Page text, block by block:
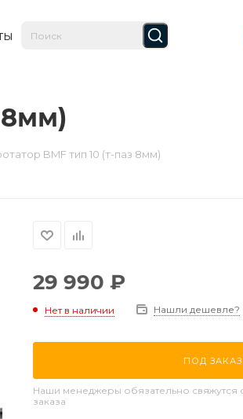
8мм)
BMF тип 10 (т-паз 8мм)
29 990 ₽
Нет в наличии Нашли дешевле?
ПОД ЗАКАЗ
Наши менеджеры обязательно свяжутся
заказа